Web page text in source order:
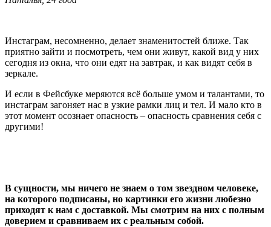
Инстаграм, несомненно, делает знаменитостей ближе. Так
приятно зайти и посмотреть, чем они живут, какой вид у них
сегодня из окна, что они едят на завтрак, и как видят себя в
зеркале.
И если в Фейсбуке меряются всё больше умом и талантами, то
инстаграм загоняет нас в узкие рамки лиц и тел. И мало кто в
этот момент осознает опасность – опасность сравнения себя с
другими!
В сущности, мы ничего не знаем о том звездном человеке,
на которого подписаны, но картинки его жизни любезно
приходят к нам с доставкой. Мы смотрим на них с полным
доверием и сравниваем их с реальным собой.